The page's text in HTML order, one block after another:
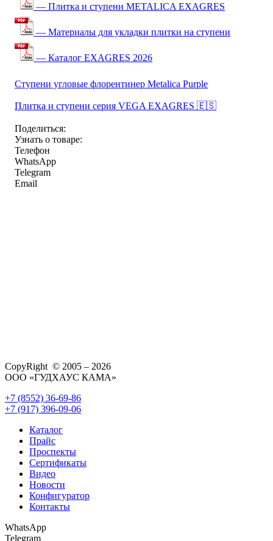
— Плитка и ступени METALICA EXAGRES
— Материалы для укладки плитки на ступени
— Каталог EXAGRES 2026
Ступени угловые флорентинер Metalica Purple
Плитка и ступени серия VEGA EXAGRES 🇪🇸
Поделиться:
Узнать о товаре:
Телефон
WhatsApp
Telegram
Email
CopyRight © 2005 – 2026
ООО «ГУДХАУС КАМА»
+7 (8552) 36-69-86
+7 (917) 396-09-06
Каталог
Прайс
Проспекты
Сертификаты
Видео
Новости
Конфигуратор
Контакты
WhatsApp
Telegram